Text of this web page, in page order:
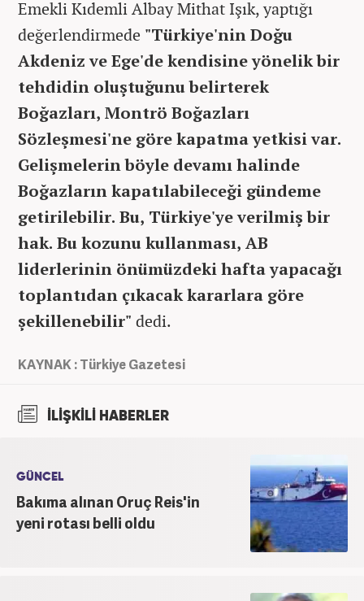
Emekli Kıdemli Albay Mithat Işık, yaptığı
değerlendirmede "Türkiye'nin Doğu
Akdeniz ve Ege'de kendisine yönelik bir
tehdidin oluştuğunu belirterek
Boğazları, Montrö Boğazları
Sözleşmesi'ne göre kapatma yetkisi var.
Gelişmelerin böyle devamı halinde
Boğazların kapatılabileceği gündeme
getirilebilir. Bu, Türkiye'ye verilmiş bir
hak. Bu kozunu kullanması, AB
liderlerinin önümüzdeki hafta yapacağı
toplantıdan çıkacak kararlara göre
şekillenebilir" dedi.
KAYNAK : Türkiye Gazetesi
İLİŞKİLİ HABERLER
GÜNCEL
Bakıma alınan Oruç Reis'in
yeni rotası belli oldu